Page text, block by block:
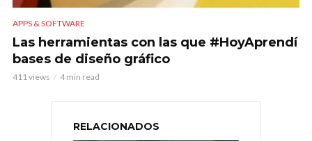
APPS & SOFTWARE
Las herramientas con las que #HoyAprendí
bases de diseño gráfico
411 views 4 min read
RELACIONADOS